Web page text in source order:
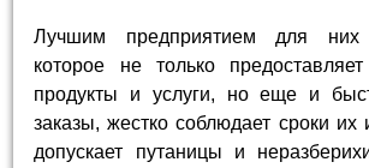
Лучшим предприятием для них
которое не только
продукты и услуги, но еще и
заказы, жестко соблюдает сроки их
допускает путаницы и